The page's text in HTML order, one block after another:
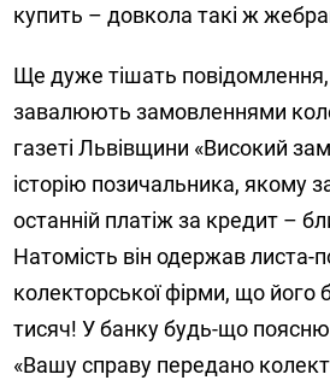
купить – довкола такі ж
Ще дуже тішать
завалюють замовленнями
газеті Львівщини «Високий
історію позичальника, якому
останній платіж за кредит –
Натомість він одержав листа-
колекторської фірми, що його
тисяч! У банку будь-що
«Вашу справу передано